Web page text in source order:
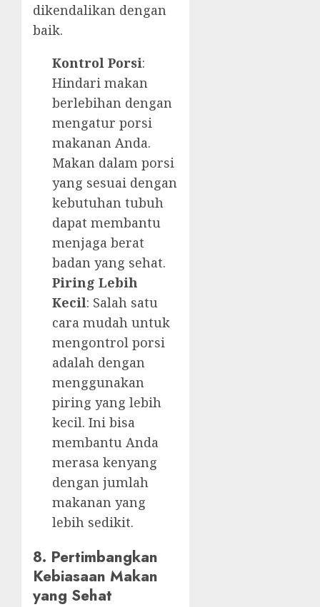
dikendalikan dengan
baik.
Kontrol Porsi:
Hindari makan
berlebihan dengan
mengatur porsi
makanan Anda.
Makan dalam porsi
yang sesuai dengan
kebutuhan tubuh
dapat membantu
menjaga berat
badan yang sehat.
Piring Lebih
Kecil: Salah satu
cara mudah untuk
mengontrol porsi
adalah dengan
menggunakan
piring yang lebih
kecil. Ini bisa
membantu Anda
merasa kenyang
dengan jumlah
makanan yang
lebih sedikit.
8. Pertimbangkan
Kebiasaan Makan
yang Sehat